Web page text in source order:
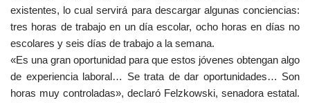
existentes, lo cual servirá para descargar algunas conciencias:
tres horas de trabajo en un día escolar, ocho horas en días no
escolares y seis días de trabajo a la semana.
«Es una gran oportunidad para que estos jóvenes obtengan algo
de experiencia laboral… Se trata de dar oportunidades… Son
horas muy controladas», declaró Felzkowski, senadora estatal.